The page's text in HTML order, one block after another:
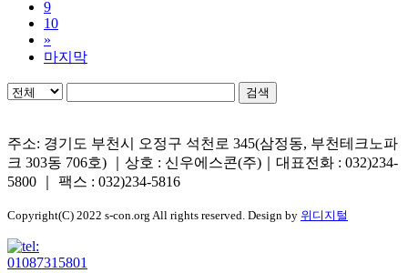
9
10
»
마지막
검색
주소: 경기도 부천시 오정구 석천로 345(삼정동, 부천테크노파
크 303동 706호) ｜상호 : 신우에스콘(주)｜대표전화 : 032)234-
5800 ｜ 팩스 : 032)234-5816
Copyright(C) 2022 s-con.org All rights reserved. Design by 위디지털